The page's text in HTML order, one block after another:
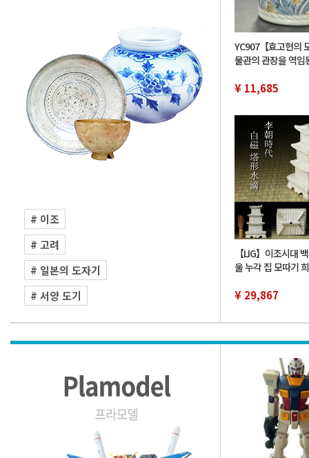
# 이조
# 고려
# 일본의 도자기
# 서양 도기
YC907【효고현의
물관의 관장을 역임
색 투필통 필립 서
¥ 11,685
【LIG】이조시대
울 누각 집 모따기
품 2607.870
¥ 29,867